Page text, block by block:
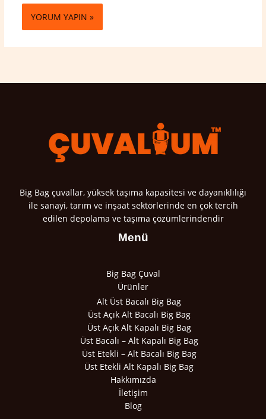
Big Bag çuvallar, yüksek taşıma kapasitesi ve dayanıklılığı
ile sanayi, tarım ve inşaat sektörlerinde en çok tercih
edilen depolama ve taşıma çözümlerindendir
Menü
Big Bag Çuval
Ürünler
Alt Üst Bacalı Big Bag
Üst Açık Alt Bacalı Big Bag
Üst Açık Alt Kapalı Big Bag
Üst Bacalı – Alt Kapalı Big Bag
Üst Etekli – Alt Bacalı Big Bag
Üst Etekli Alt Kapalı Big Bag
Hakkımızda
İletişim
Blog